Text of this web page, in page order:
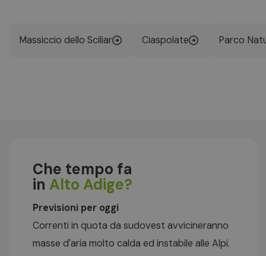
Massiccio dello Sciliar Ciaspolate Parco
Che tempo fa
in Alto Adige?
Previsioni per oggi
Correnti in quota da sudovest avvicineranno
masse d'aria molto calda ed instabile alle Alpi.